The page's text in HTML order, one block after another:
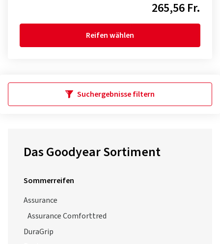
265,56 Fr.
Reifen wählen
Suchergebnisse filtern
Das Goodyear Sortiment
Sommerreifen
Assurance
Assurance Comforttred
DuraGrip